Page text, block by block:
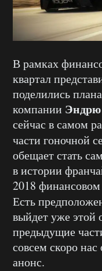
В рамках
квартал
поделились
компании
сейчас в самом
части гоночной
обещает стать
в истории
2018 финансовом
Есть
выйдет уже этой
предыдущие
совсем скоро
анонс.